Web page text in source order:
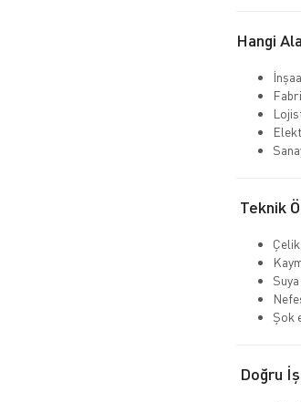
Hangi
Teknik
Suya
Şok
Doğru